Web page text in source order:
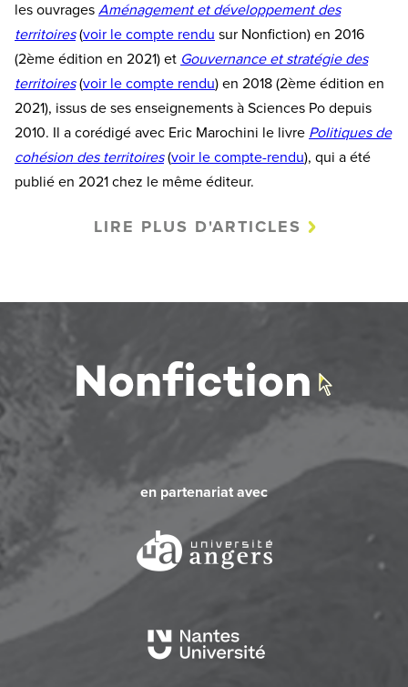
les ouvrages Aménagement et développement des
territoires (voir le compte rendu sur Nonfiction) en 2016
(2ème édition en 2021) et Gouvernance et stratégie des
territoires(voir le compte rendu) en 2018 (2ème édition en
2021), issus de ses enseignements à Sciences Po depuis
2010. Il a corédigé avec Eric Marochini le livre Politiques de
cohésion des territoires(voir le compte-rendu), qui a été
publié en 2021 chez le même éditeur.
LIRE PLUS D'ARTICLES
en partenariat avec